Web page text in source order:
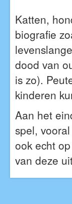
Katten,
biografie
dood van
is zo).
kinderen
Aan het
spel,
ook echt
van deze